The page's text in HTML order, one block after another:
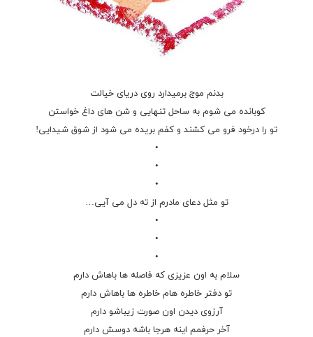
بدنم موج برمیدارد روی دریای خیالت
کوبانده می شوم به ساحل تنهایی و شن های داغ خواستن
تو را درخود فرو می کشند و کفم بریده می شود از شوق شیدایی!
•
•
•
تو مثل دعای مادرم از ته دل می آیی…
•
•
•
سلام به اون عزیزی که فاصله ها باهاش دارم
تو دفتر خاطره هام خاطره ها باهاش دارم
آرزوی دیدن اون صورت زیباشو دارم
آخر حرفمم اینه هرجا باشه دوسش دارم